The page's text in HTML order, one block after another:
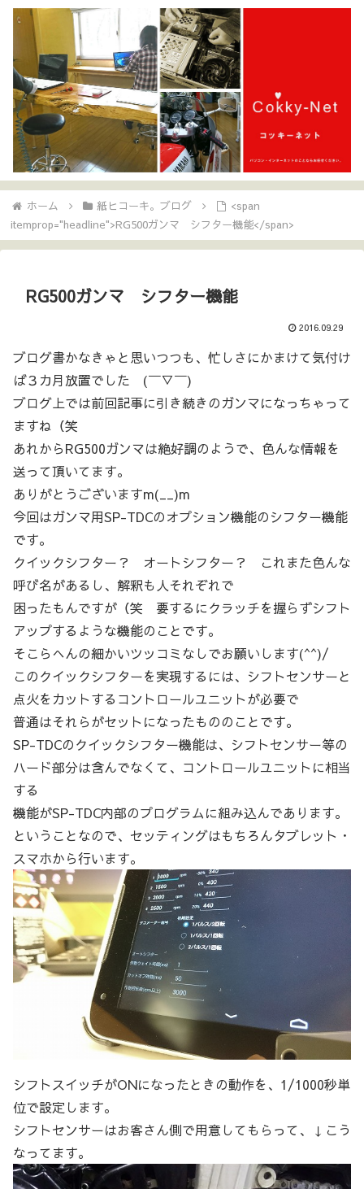
ホーム 紙ヒコーキ。ブログ
<span
itemprop="headline">RG500ガンマ シフター機能</span>
RG500ガンマ シフター機能
2016.09.29
ブログ書かなきゃと思いつつも、忙しさにかまけて気付け
ば３カ月放置でした (￣▽￣)
ブログ上では前回記事に引き続きのガンマになっちゃって
ますね（笑
あれからRG500ガンマは絶好調のようで、色んな情報を
送って頂いてます。
ありがとうございますm(__)m
今回はガンマ用SP-TDCのオプション機能のシフター機能
です。
クイックシフター？ オートシフター？ これまた色んな
呼び名があるし、解釈も人それぞれで
困ったもんですが（笑 要するにクラッチを握らずシフト
アップするような機能のことです。
そこらへんの細かいツッコミなしでお願いします(^^)/
このクイックシフターを実現するには、シフトセンサーと
点火をカットするコントロールユニットが必要で
普通はそれらがセットになったもののことです。
SP-TDCのクイックシフター機能は、シフトセンサー等の
ハード部分は含んでなくて、コントロールユニットに相当
する
機能がSP-TDC内部のプログラムに組み込んであります。
ということなので、セッティングはもちろんタブレット・
スマホから行います。
シフトスイッチがONになったときの動作を、1/1000秒単
位で設定します。
シフトセンサーはお客さん側で用意してもらって、↓こう
なってます。